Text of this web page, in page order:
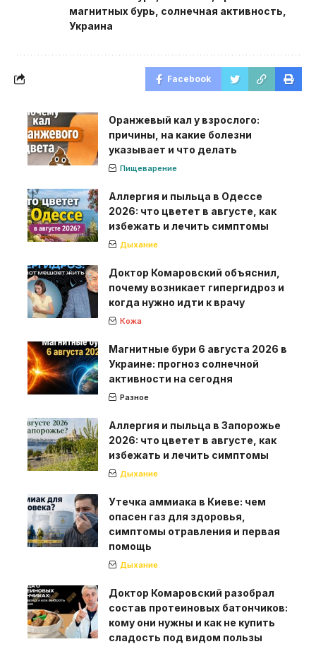
магнитных бурь солнечная активность
Украина
Facebook
Оранжевый кал у взрослого:
причины, на какие болезни
указывает и что делать
Пищеварение
Аллергия и пыльца в Одессе
2026: что цветет в августе, как
избежать и лечить симптомы
Дыхание
Доктор Комаровский объяснил,
почему возникает гипергидроз и
когда нужно идти к врачу
Кожа
Магнитные бури 6 августа 2026 в
Украине: прогноз солнечной
активности на сегодня
Разное
Аллергия и пыльца в Запорожье
2026: что цветет в августе, как
избежать и лечить симптомы
Дыхание
Утечка аммиака в Киеве: чем
опасен газ для здоровья,
симптомы отравления и первая
помощь
Дыхание
Доктор Комаровский разобрал
состав протеиновых батончиков:
кому они нужны и как не купить
сладость под видом пользы